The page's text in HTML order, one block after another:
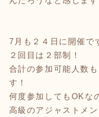
7月も２４日に開催で
２回目は２部制！
合計の参加可能人数
す！
何度参加してもOKな
高級のアジャストメ